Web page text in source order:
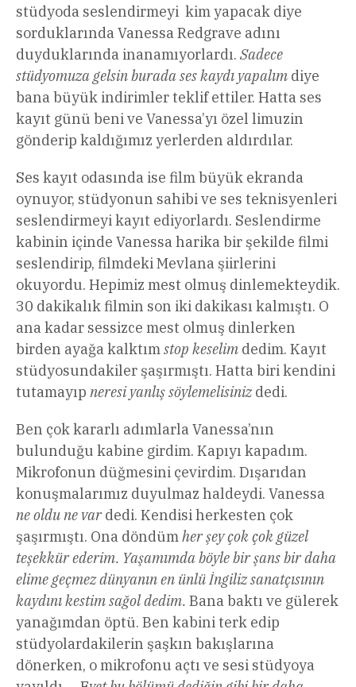
stüdyoda seslendirmeyi kim yapacak diye
sorduklarında Vanessa Redgrave adını
duyduklarında inanamıyorlardı. Sadece
stüdyomuza gelsin burada ses kaydı yapalım diye
bana büyük indirimler teklif ettiler. Hatta ses
kayıt günü beni ve Vanessa’yı özel limuzin
gönderip kaldığımız yerlerden aldırdılar.
Ses kayıt odasında ise film büyük ekranda
oynuyor, stüdyonun sahibi ve ses teknisyenleri
seslendirmeyi kayıt ediyorlardı. Seslendirme
kabinin içinde Vanessa harika bir şekilde filmi
seslendirip, filmdeki Mevlana şiirlerini
okuyordu. Hepimiz mest olmuş dinlemekteydik.
30 dakikalık filmin son iki dakikası kalmıştı. O
ana kadar sessizce mest olmuş dinlerken
birden ayağa kalktımstop keselim dedim. Kayıt
stüdyosundakiler şaşırmıştı. Hatta biri kendini
tutamayıp neresi yanlış söylemelisinizdedi.
Ben çok kararlı adımlarla Vanessa’nın
bulunduğu kabine girdim. Kapıyı kapadım.
Mikrofonun düğmesini çevirdim. Dışarıdan
konuşmalarımız duyulmaz haldeydi. Vanessa
ne oldu ne vardedi. Kendisi herkesten çok
şaşırmıştı. Ona döndümher şey çok çok güzel
teşekkür ederim. Yaşamımda böyle bir şans bir daha
elime geçmez dünyanın en ünlü İngiliz sanatçısının
kaydını kestim sağol dedim. Bana baktı ve gülerek
yanağımdan öptü. Ben kabini terk edip
stüdyolardakilerin şaşkın bakışlarına
dönerken, o mikrofonu açtı ve sesi stüdyoya